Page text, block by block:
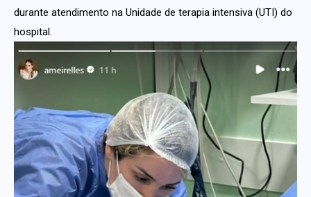
durante atendimento na Unidade de terapia intensiva (UTI) do
hospital.